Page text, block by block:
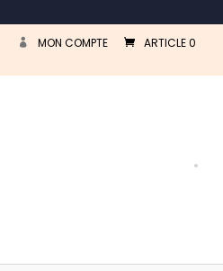
MON COMPTE ARTICLE 0